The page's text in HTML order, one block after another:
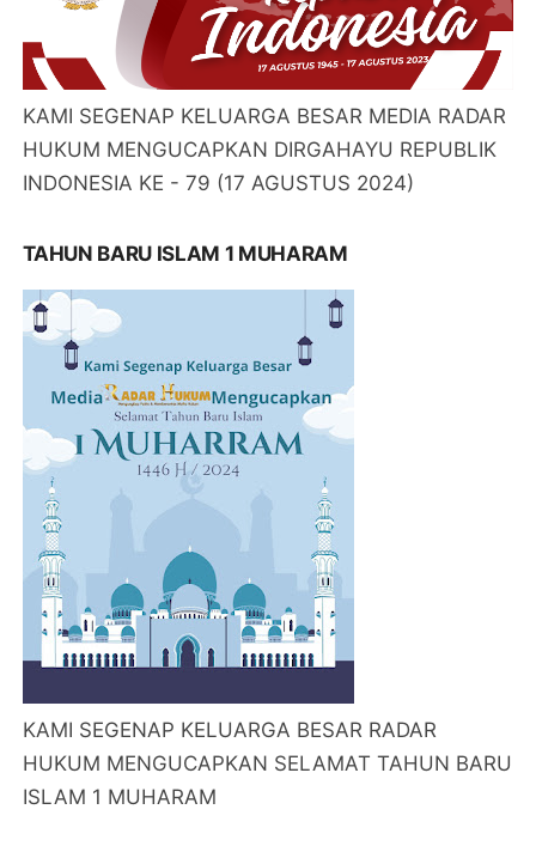
KAMI SEGENAP KELUARGA BESAR MEDIA RADAR
HUKUM MENGUCAPKAN DIRGAHAYU REPUBLIK
INDONESIA KE - 79 (17 AGUSTUS 2024)
TAHUN BARU ISLAM 1 MUHARAM
KAMI SEGENAP KELUARGA BESAR RADAR
HUKUM MENGUCAPKAN SELAMAT TAHUN BARU
ISLAM 1 MUHARAM